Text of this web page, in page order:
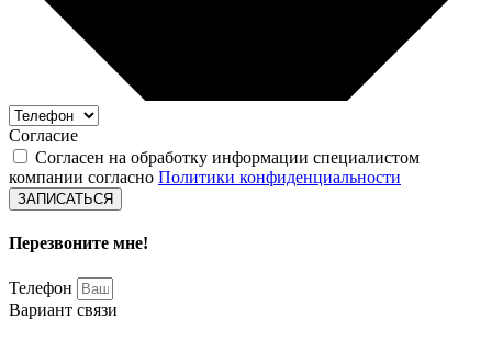
Согласие
Согласен на обработку информации специалистом
компании согласно Политики конфиденциальности
ЗАПИСАТЬСЯ
Перезвоните мне!
Телефон
Вариант связи